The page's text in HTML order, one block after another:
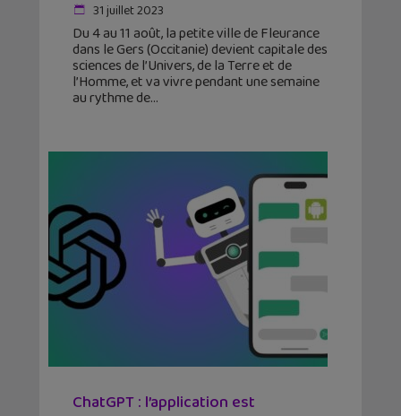
31 juillet 2023
Du 4 au 11 août, la petite ville de Fleurance
dans le Gers (Occitanie) devient capitale des
sciences de l’Univers, de la Terre et de
l’Homme, et va vivre pendant une semaine
au rythme de
ChatGPT : l’application est